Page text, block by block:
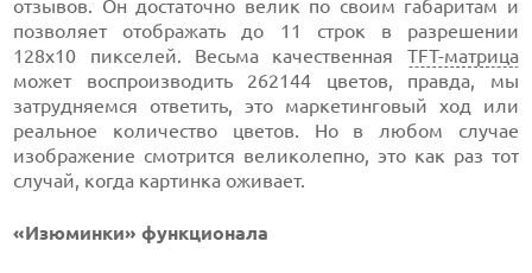
отзывов. Он достаточно велик по своим габаритам и
позволяет отображать до 11 строк в разрешении
128х10 пикселей. Весьма качественная TFT-матрица
может воспроизводить 262144 цветов, правда, мы
затрудняемся ответить, это маркетинговый ход или
реальное количество цветов. Но в любом случае
изображение смотрится великолепно, это как раз тот
случай, когда картинка оживает.
«Изюминки» функционала